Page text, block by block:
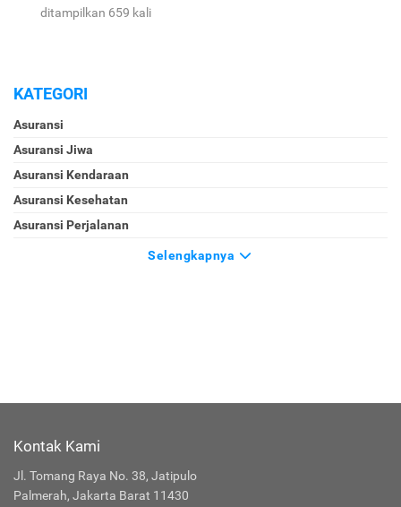
ditampilkan 659 kali
KATEGORI
Asuransi
Asuransi Jiwa
Asuransi Kendaraan
Asuransi Kesehatan
Asuransi Perjalanan
Selengkapnya
Kontak Kami
Jl. Tomang Raya No. 38, Jatipulo
Palmerah, Jakarta Barat 11430